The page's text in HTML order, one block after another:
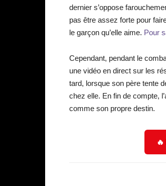
dernier s’oppose
pas être assez forte pour
le garçon qu’elle aime. Pour
Cependant, pendant le
une vidéo en direct sur les
tard, lorsque son père tente
chez elle. En fin de compte,
comme son propre destin.